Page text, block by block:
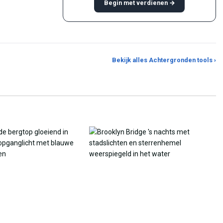
Begin met verdienen →
Bekijk alles Achtergronden tools ›
AI-achtergrondgenerator JPG naar PNG